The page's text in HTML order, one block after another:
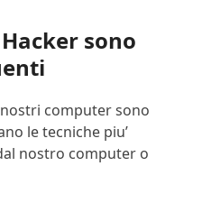
sono
computer sono
le tecniche piu’
nostro computer o